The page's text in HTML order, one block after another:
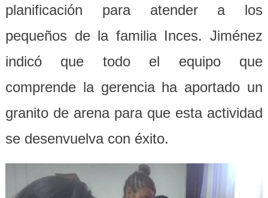
planificación para atender a los
pequeños de la familia Inces. Jiménez
indicó que todo el equipo que
comprende la gerencia ha aportado un
granito de arena para que esta actividad
se desenvuelva con éxito.